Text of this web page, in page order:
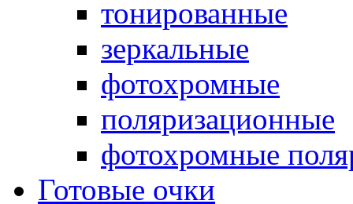
тонированные
зеркальные
фотохромные
поляризационные
фотохромные
Готовые очки